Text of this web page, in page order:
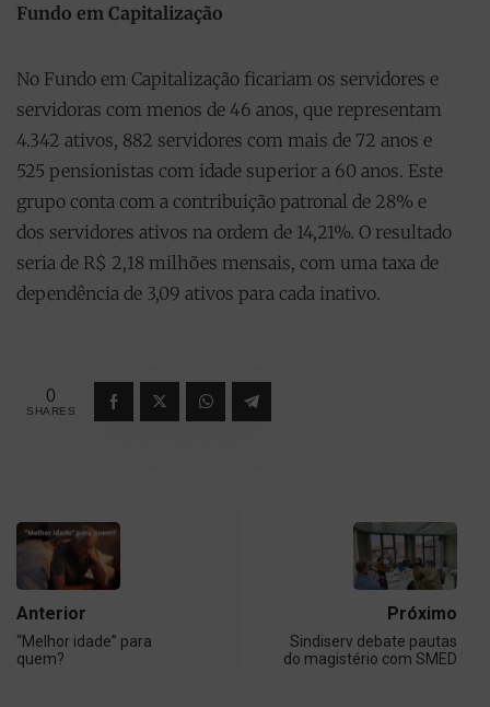
Fundo em Capitalização
No Fundo em Capitalização ficariam os servidores e
servidoras com menos de 46 anos, que representam
4.342 ativos, 882 servidores com mais de 72 anos e
525 pensionistas com idade superior a 60 anos. Este
grupo conta com a contribuição patronal de 28% e
dos servidores ativos na ordem de 14,21%. O resultado
seria de R$ 2,18 milhões mensais, com uma taxa de
dependência de 3,09 ativos para cada inativo.
0
SHARES
Anterior
“Melhor idade” para
quem?
Próximo
Sindiserv debate pautas
do magistério com SMED